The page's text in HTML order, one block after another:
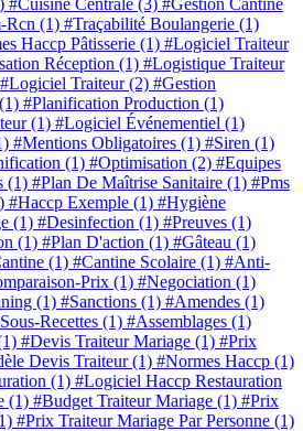
Rcn (1) #Traçabilité Boulangerie (1)
Haccp Pâtisserie (1) #Logiciel Traiteur
Réception (1) #Logistique Traiteur
#Logiciel Traiteur(2) #Gestion
(1) #Planification Production (1)
(1) #Logiciel Événementiel (1)
#Mentions Obligatoires (1) #Siren (1)
(1) #Optimisation (2) #Equipes
(1) #Plan De Maîtrise Sanitaire (1) #Pms
#Haccp Exemple (1) #Hygiène
(1) #Desinfection (1) #Preuves (1)
(1) #Plan D'action (1) #Gâteau (1)
(1) #Cantine Scolaire (1) #Anti-
Prix (1) #Negociation (1)
(1) #Sanctions (1) #Amendes (1)
Recettes (1) #Assemblages (1)
#Devis Traiteur Mariage (1) #Prix
Devis Traiteur(1) #Normes Haccp (1)
(1) #Logiciel Haccp Restauration
(1) #Budget Traiteur Mariage (1) #Prix
#Prix Traiteur Mariage Par Personne (1)